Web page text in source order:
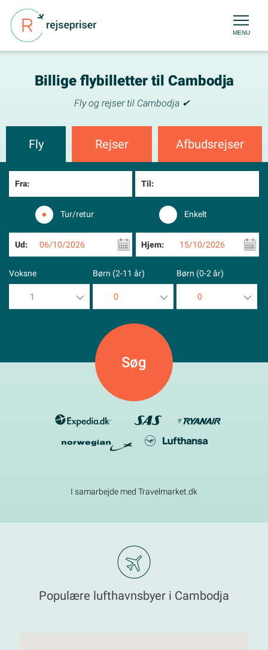
MENU
Billige flybilletter til Cambodja
Fly og rejser til Cambodja ✔
Fly Rejser Afbudsrejser
Fra: Til:
Tur/retur Enkelt
Ud: 06/10/2026 Hjem: 15/10/2026
Voksne
1
Børn (2-11 år)
0
5
Børn (0-2 år)
0
I samarbejde med Travelmarket.dk
Populære lufthavnsbyer i Cambodja